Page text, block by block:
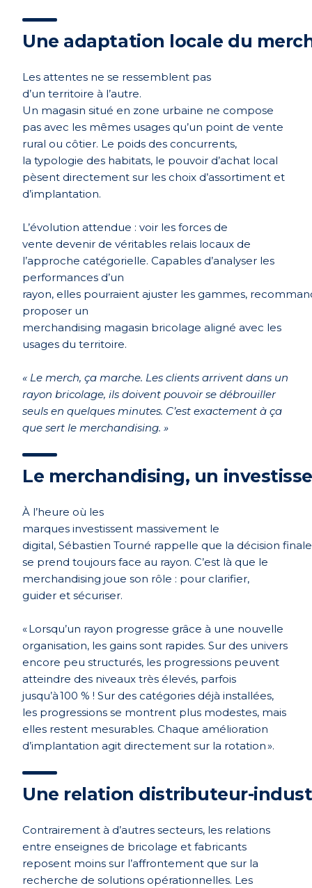
Une adaptation locale du
Les attentes ne se ressemblent pas
d’un territoire à l’autre.
Un magasin situé en zone urbaine ne compose
pas avec les mêmes usages qu’un point de vente
rural ou côtier. Le poids des concurrents,
la typologie des habitats, le pouvoir d’achat local
pèsent directement sur les choix d’assortiment et
d’implantation.
L’évolution attendue : voir les forces de
vente devenir de véritables relais locaux de
l’approche catégorielle. Capables d’analyser les
performances d’un
rayon, elles pourraient ajuster les gammes,
proposer un
merchandising magasin bricolage aligné avec les
usages du territoire.
« Le merch, ça marche. Les clients arrivent dans un
rayon bricolage, ils doivent pouvoir se débrouiller
seuls en quelques minutes. C’est exactement à ça
que sert le merchandising. »
Le merchandising, un
À l’heure où les
marques investissent massivement le
digital, Sébastien Tourné rappelle que la décision finale
se prend toujours face au rayon. C’est là que le
merchandising joue son rôle : pour clarifier,
guider et sécuriser.
« Lorsqu’un rayon progresse grâce à une nouvelle
organisation, les gains sont rapides. Sur des univers
encore peu structurés, les progressions peuvent
atteindre des niveaux très élevés, parfois
jusqu’à 100 % ! Sur des catégories déjà installées,
les progressions se montrent plus modestes, mais
elles restent mesurables. Chaque amélioration
d’implantation agit directement sur la rotation ».
Une relation distributeur-
Contrairement à d’autres secteurs, les relations
entre enseignes de bricolage et fabricants
reposent moins sur l’affrontement que sur la
recherche de solutions opérationnelles. Les